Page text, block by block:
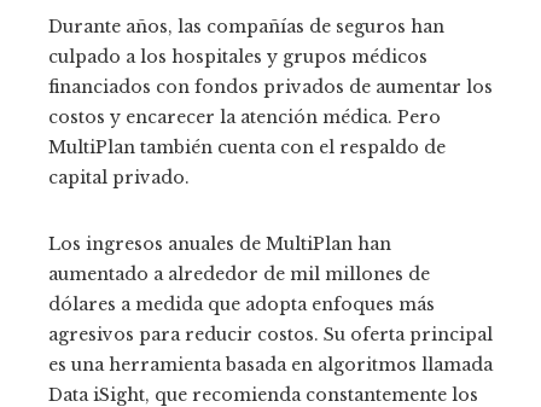
Durante años, las compañías de seguros han
culpado a los hospitales y grupos médicos
financiados con fondos privados de aumentar los
costos y encarecer la atención médica. Pero
MultiPlan también cuenta con el respaldo de
capital privado.
Los ingresos anuales de MultiPlan han
aumentado a alrededor de mil millones de
dólares a medida que adopta enfoques más
agresivos para reducir costos. Su oferta principal
es una herramienta basada en algoritmos llamada
Data iSight, que recomienda constantemente los